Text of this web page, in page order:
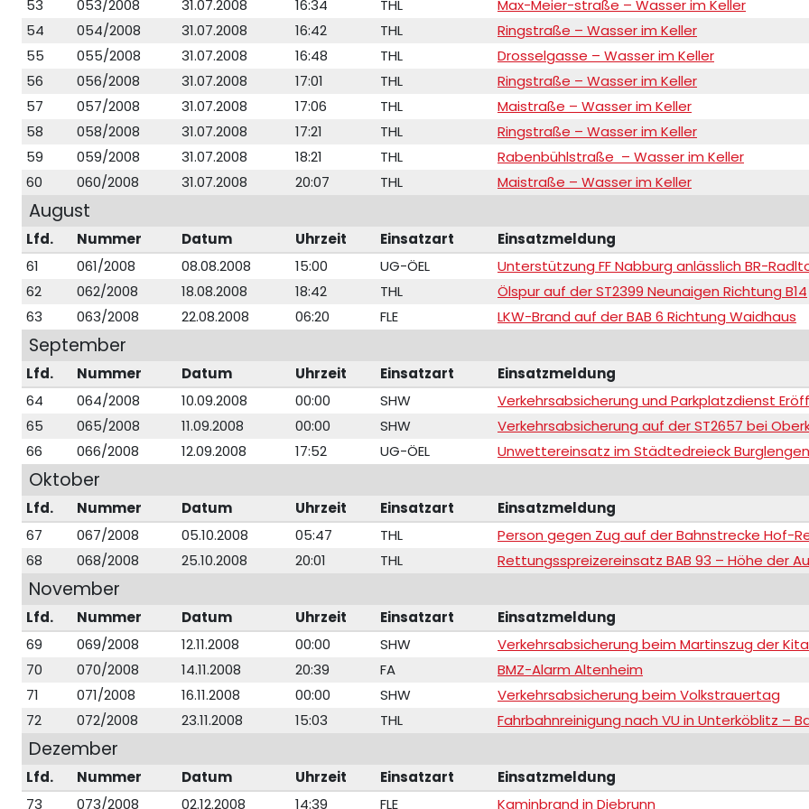
53
053/2008 31.07.2008 16:34 THL
Max-Meier-straße – Wasser im Keller
54
054/2008 31.07.2008 16:42 THL
Ringstraße – Wasser im Keller
55
055/2008 31.07.2008 16:48 THL
Drosselgasse – Wasser im Keller
56
056/2008 31.07.2008 17:01 THL
Ringstraße – Wasser im Keller
57
057/2008 31.07.2008 17:06 THL
Maistraße – Wasser im Keller
58
058/2008 31.07.2008 17:21 THL
Ringstraße – Wasser im Keller
59
059/2008 31.07.2008 18:21 THL
Rabenbühlstraße – Wasser im Keller
60
060/2008 31.07.2008 20:07 THL Maistraße – Wasser im Keller
August
Lfd. Nummer Datum Uhrzeit Einsatzart
Einsatzmeldung
61
061/2008 08.08.2008 15:00 UG-ÖEL
Unterstützung FF Nabburg anlässlich BR-
62
062/2008 18.08.2008 18:42 THL
Ölspur auf der ST2399 Neunaigen Richtung B14
63
063/2008 22.08.2008 06:20 FLE LKW-Brand auf der BAB 6 Richtung Waidhaus
September
Lfd. Nummer Datum Uhrzeit Einsatzart
Einsatzmeldung
64
064/2008 10.09.2008 00:00 SHW
Verkehrsabsicherung und Parkplatzdienst
65
065/2008 11.09.2008 00:00 SHW
Verkehrsabsicherung auf der ST2657 bei
66
066/2008 12.09.2008 17:52 UG-ÖEL Unwettereinsatz im Städtedreieck
Oktober
Lfd. Nummer Datum Uhrzeit Einsatzart
Einsatzmeldung
67
067/2008 05.10.2008 05:47 THL
Person gegen Zug auf der Bahnstrecke Hof-
68
068/2008 25.10.2008 20:01 THL Rettungsspreizereinsatz BAB 93 – Höhe der
November
Lfd. Nummer Datum Uhrzeit Einsatzart
Einsatzmeldung
69
069/2008 12.11.2008 00:00 SHW
Verkehrsabsicherung beim Martinszug der
70
070/2008 14.11.2008 20:39 FA
BMZ-Alarm Altenheim
71
071/2008 16.11.2008 00:00 SHW
Verkehrsabsicherung beim Volkstrauertag
72
072/2008 23.11.2008 15:03 THL Fahrbahnreinigung nach VU in Unterköblitz –
Dezember
Lfd. Nummer Datum Uhrzeit Einsatzart
Einsatzmeldung
73
073/2008 02.12.2008 14:39 FLE Kaminbrand in Diebrunn